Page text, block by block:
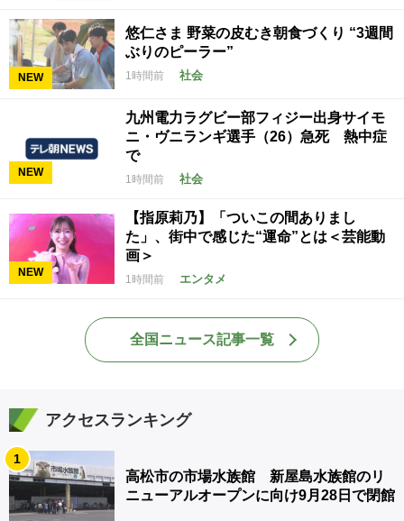
NEW
悠仁さま 野菜の皮むき朝食づくり “3週間
ぶりのピーラー”
1時間前 社会
NEW
九州電力ラグビー部フィジー出身サイモ
ニ・ヴニランギ選手（26）急死 熱中症
で
1時間前 社会
NEW
【指原莉乃】「ついこの間ありまし
た」、街中で感じた“運命”とは＜芸能動
画＞
1時間前 エンタメ
全国ニュース記事一覧
アクセスランキング
1
高松市の市場水族館 新屋島水族館のリ
ニューアルオープンに向け9月28日で閉館